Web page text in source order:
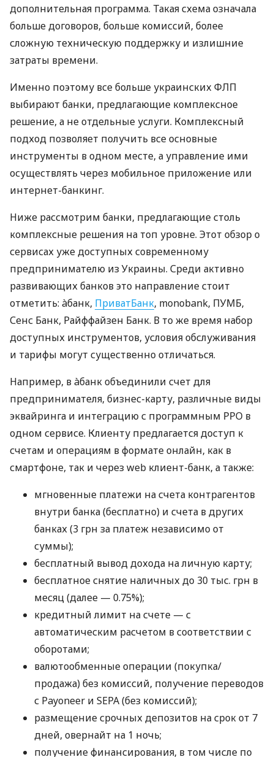
дополнительная программа. Такая схема означала
больше договоров, больше комиссий, более
сложную техническую поддержку и излишние
затраты времени.
Именно поэтому все больше украинских ФЛП
выбирают банки, предлагающие комплексное
решение, а не отдельные услуги. Комплексный
подход позволяет получить все основные
инструменты в одном месте, а управление ими
осуществлять через мобильное приложение или
интернет-банкинг.
Ниже рассмотрим банки, предлагающие столь
комплексные решения на топ уровне. Этот обзор о
сервисах уже доступных современному
предпринимателю из Украины. Среди активно
развивающих банков это направление стоит
отметить: àбанк, ПриватБанк, monobank, ПУМБ,
Сенс Банк, Райффайзен Банк. В то же время набор
доступных инструментов, условия обслуживания
и тарифы могут существенно отличаться.
Например, в àбанк объединили счет для
предпринимателя, бизнес-карту, различные виды
эквайринга и интеграцию с программным РРО в
одном сервисе. Клиенту предлагается доступ к
счетам и операциям в формате онлайн, как в
смартфоне, так и через web клиент-банк, а также:
мгновенные платежи на счета контрагентов
внутри банка (бесплатно) и счета в других
банках (3 грн за платеж независимо от
суммы);
бесплатный вывод дохода на личную карту;
бесплатное снятие наличных до 30 тыс. грн в
месяц (далее — 0.75%);
кредитный лимит на счете — с
автоматическим расчетом в соответствии с
оборотами;
валютообменные операции (покупка/
продажа) без комиссий, получение переводов
с Payoneer и SEPA (без комиссий);
размещение срочных депозитов на срок от 7
дней, овернайт на 1 ночь;
получение финансирования, в том числе по